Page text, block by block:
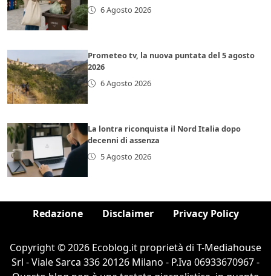
6 Agosto 2026
Prometeo tv, la nuova puntata del 5 agosto
2026
6 Agosto 2026
La lontra riconquista il Nord Italia dopo
decenni di assenza
5 Agosto 2026
Redazione Disclaimer Privacy Policy
Copyright © 2026 Ecoblog.it proprietà di T-Mediahouse
Srl - Viale Sarca 336 20126 Milano - P.Iva 06933670967 -